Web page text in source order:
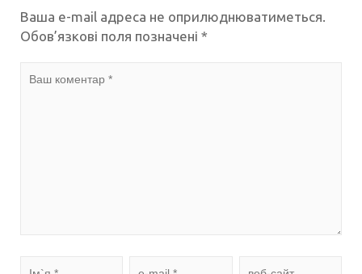
Ваша e-mail адреса не оприлюднюватиметься.
Обов’язкові поля позначені *